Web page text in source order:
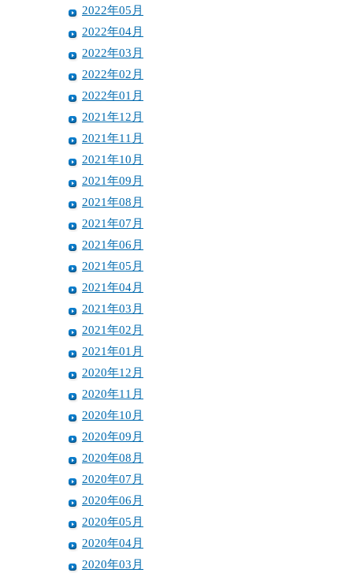
2022年05月
2022年04月
2022年03月
2022年02月
2022年01月
2021年12月
2021年11月
2021年10月
2021年09月
2021年08月
2021年07月
2021年06月
2021年05月
2021年04月
2021年03月
2021年02月
2021年01月
2020年12月
2020年11月
2020年10月
2020年09月
2020年08月
2020年07月
2020年06月
2020年05月
2020年04月
2020年03月